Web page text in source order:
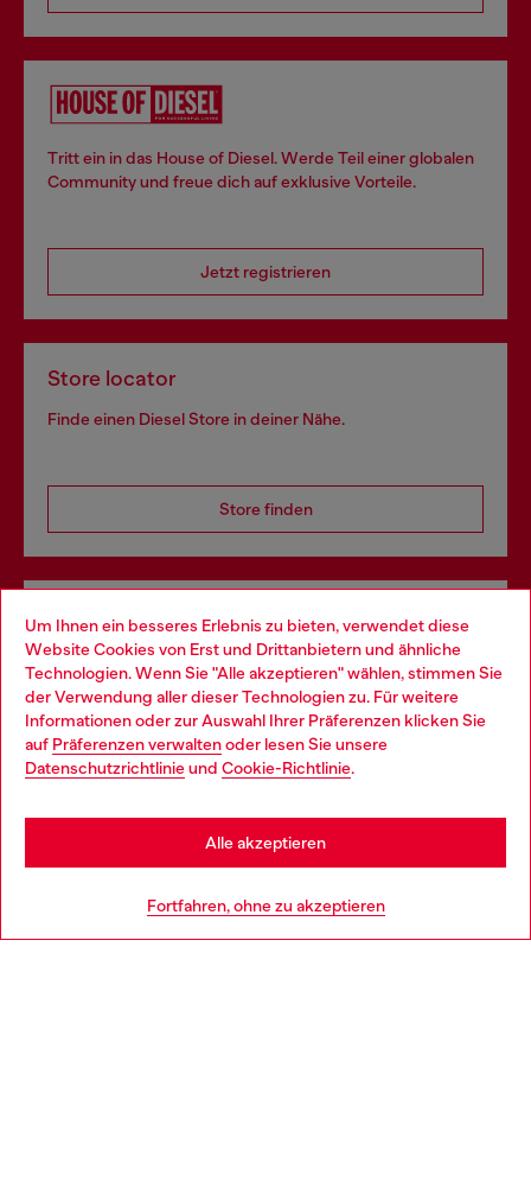
Um Ihnen ein besseres Erlebnis zu bieten, verwendet diese
Website Cookies von Erst und Drittanbietern und ähnliche
Technologien. Wenn Sie "Alle akzeptieren" wählen, stimmen Sie
der Verwendung aller dieser Technologien zu. Für weitere
Informationen oder zur Auswahl Ihrer Präferenzen klicken Sie
auf Präferenzen verwaltenoder lesen Sie unsere
Datenschutzrichtlinieund Cookie-Richtlinie.
Fortfahren, ohne zu akzeptieren
Alle akzeptieren
Tritt ein in das House of Diesel. Werde Teil einer globalen
Community und freue dich auf exklusive Vorteile.
Jetzt registrieren
Store locator
Finde einen Diesel Store in deiner Nähe.
Store finden
Omnichannel-Services
Entdecke unser gesamtes Service-Angebot, online und
im Store.
Mehr erfahren
Choose your location
You are currently browsing Deutschland website, but it seems
you may be based in United States